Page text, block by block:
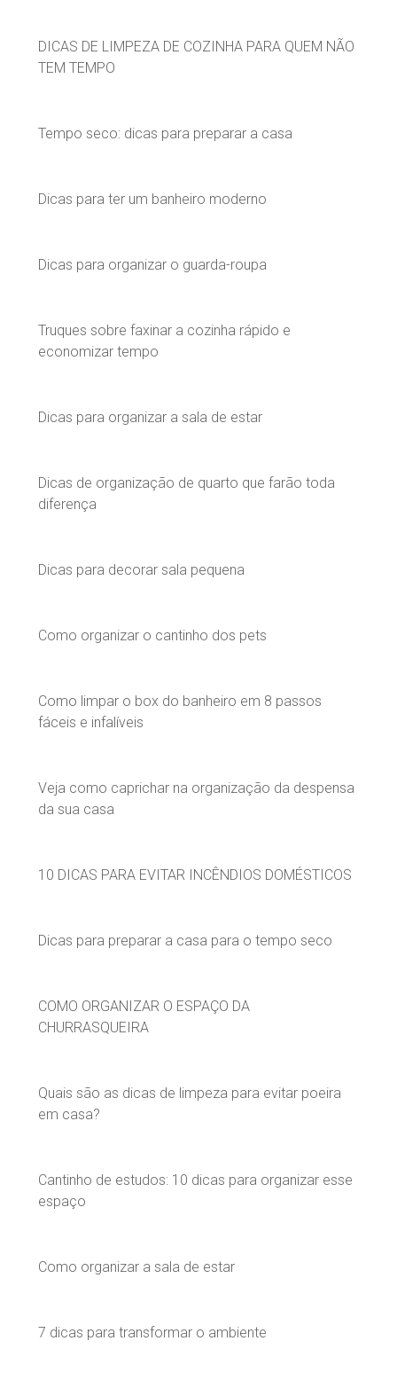
DICAS DE LIMPEZA DE COZINHA PARA QUEM NÃO
TEM TEMPO
Tempo seco: dicas para preparar a casa
Dicas para ter um banheiro moderno
Dicas para organizar o guarda-roupa
Truques sobre faxinar a cozinha rápido e
economizar tempo
Dicas para organizar a sala de estar
Dicas de organização de quarto que farão toda
diferença
Dicas para decorar sala pequena
Como organizar o cantinho dos pets
Como limpar o box do banheiro em 8 passos
fáceis e infalíveis
Veja como caprichar na organização da despensa
da sua casa
10 DICAS PARA EVITAR INCÊNDIOS DOMÉSTICOS
Dicas para preparar a casa para o tempo seco
COMO ORGANIZAR O ESPAÇO DA
CHURRASQUEIRA
Quais são as dicas de limpeza para evitar poeira
em casa?
Cantinho de estudos: 10 dicas para organizar esse
espaço
Como organizar a sala de estar
7 dicas para transformar o ambiente